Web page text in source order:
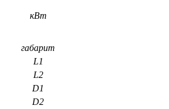
кВт
габарит
L1
L2
D1
D2